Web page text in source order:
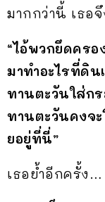
มากกว่านี้ เธอ
“ไอ้พวกยึดคร
มาทำอะไรที่ดิน
ทานตะวันใส่กร
ทานตะวันคงจ
ยอยู่ที่นี่”
เธอย้ำอีกครั้ง…